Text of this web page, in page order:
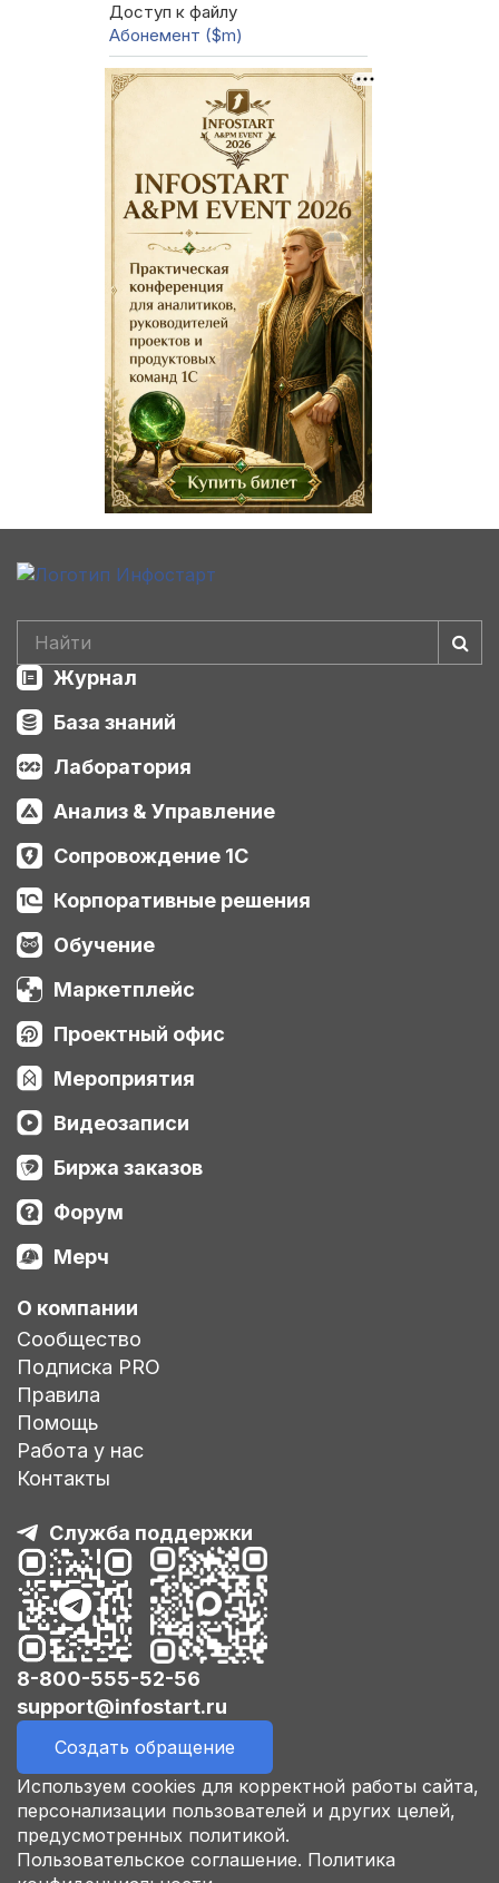
Доступ к файлу
Абонемент ($m)
Журнал
База знаний
Лаборатория
Анализ & Управление
Сопровождение 1С
Корпоративные решения
Обучение
Маркетплейс
Проектный офис
Мероприятия
Видеозаписи
Биржа заказов
Форум
Мерч
О компании
Сообщество
Подписка PRO
Правила
Помощь
Работа у нас
Контакты
Служба поддержки
8-800-555-52-56
support@infostart.ru
Создать обращение
Используем cookies для корректной работы сайта,
персонализации пользователей и других целей,
предусмотренных политикой.
Пользовательское соглашение. Политика